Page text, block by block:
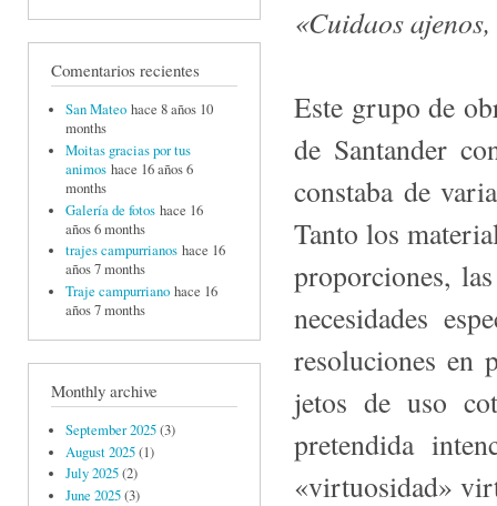
Comentarios recientes
San Mateo hace 8 años 10
months
Moitas gracias por tus
animos hace 16 años 6
months
Galería de fotos hace 16
años 6 months
trajes campurrianos hace 16
años 7 months
Traje campurriano hace 16
años 7 months
Monthly archive
September 2025(3)
August 2025(1)
July 2025(2)
June 2025(3)
«Cuidaos
Este grupo de
de Santander
constaba de
Tanto los
proporciones,
necesidades
resoluciones en
jetos de uso
pretendida
«virtuosidad»